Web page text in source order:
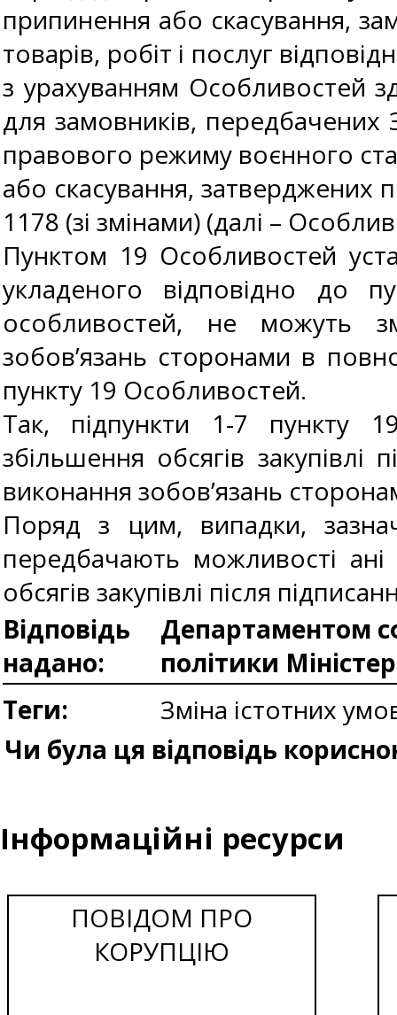
припинення або скасування,
товарів, робіт і послуг
з урахуванням Особливостей
для замовників, передбачених
правового режиму воєнного
або скасування, затверджених
1178 (зі змінами) (далі –
Пунктом 19 Особливостей
укладеного відповідно до
особливостей, не можуть
зобов’язань сторонами в
пункту 19 Особливостей.
Так, підпункти 1-7 пункту
збільшення обсягів
виконання зобов’язань
Поряд з цим, випадки,
передбачають можливості
обсягів закупівлі після
Відповідь
надано:
Департаментом
політики
Теги:
Зміна істотних
Чи була ця відповідь
Інформаційні ресурси
ПОВІДОМ ПРО
КОРУПЦІЮ